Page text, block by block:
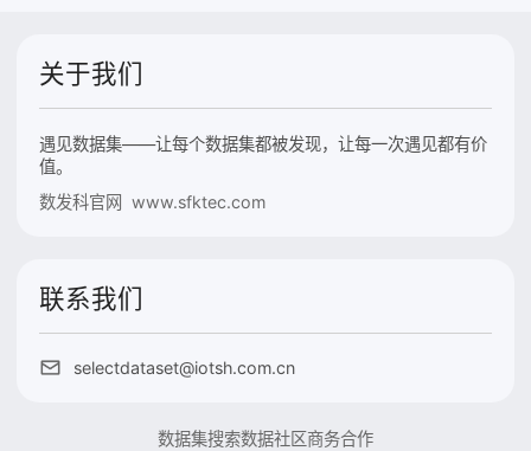
关于我们
遇见数据集——让每个数据集都被发现，让每一次遇见都有价
值。
数发科官网 www.sfktec.com
联系我们
selectdataset@iotsh.com.cn
数据集搜索数据社区商务合作